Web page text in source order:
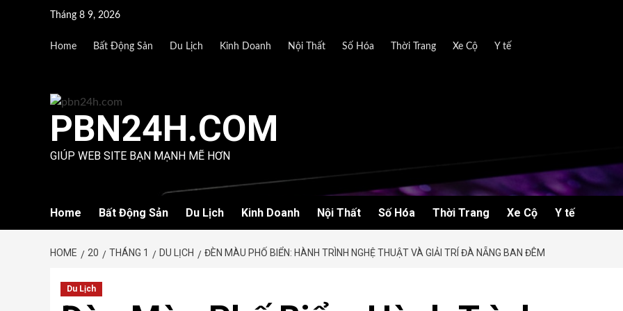
Tháng 8 9, 2026
Home Bất Động Sản Du Lịch Kinh Doanh Nội Thất Số Hóa Thời Trang Xe Cộ Y tế
PBN24H.COM
GIÚP WEB SITE BẠN MẠNH MẼ HƠN
Home Bất Động Sản Du Lịch Kinh Doanh Nội Thất Số Hóa Thời Trang Xe Cộ Y tế
HOME 20 THÁNG 1 DU LỊCH ĐÈN MÀU PHỐ BIỂN: HÀNH TRÌNH NGHỆ THUẬT VÀ GIẢI TRÍ ĐÀ NẴNG BAN ĐÊM
Du Lịch